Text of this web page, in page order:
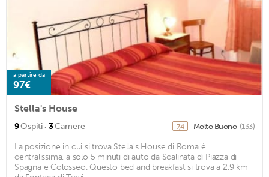
a partire da
97€
Stella's House
9Ospiti · 3Camere 7,4 Molto Buono (133)
La posizione in cui si trova Stella's House di Roma è
centralissima, a solo 5 minuti di auto da Scalinata di Piazza di
Spagna e Colosseo. Questo bed and breakfast si trova a 2,9 km